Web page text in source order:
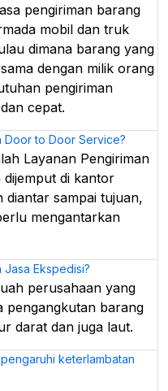
pengiriman barang
mobil dan truk
dimana barang yang
dengan milik orang
pengiriman
cepat.
Door to Door Service?
Layanan Pengiriman
di kantor
diantar sampai tujuan,
mengantarkan
Ekspedisi?
perusahaan yang
pengangkutan barang
darat dan juga laut.
keterlambatan